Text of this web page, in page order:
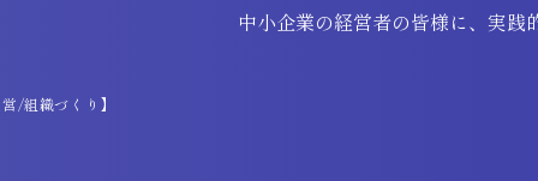
/組織づくり】
中小企業の経営者の皆様に、実